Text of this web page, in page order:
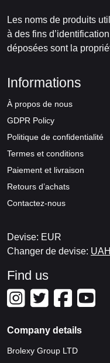
Les noms de produits
à des fins
déposées sont la
Informations
À propos de nous
GDPR Policy
Politique de confidentialité
Termes et conditions
Paiement et livraison
Retours d’achats
Contactez-nous
Devise: EUR
Changer de devise: UAH
Find us
Company details
Brolexy Group LTD